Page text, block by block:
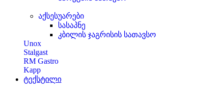
აქსესუარები
სასაპნე
კბილის ჯაგრისის სათავსო
Unox
Stalgast
RM Gastro
Kapp
ტექსტილი